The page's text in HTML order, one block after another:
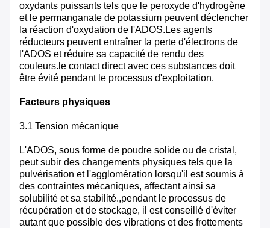
oxydants puissants tels que le peroxyde d'hydrogène
et le permanganate de potassium peuvent déclencher
la réaction d'oxydation de l'ADOS.Les agents
réducteurs peuvent entraîner la perte d'électrons de
l'ADOS et réduire sa capacité de rendu des
couleurs.le contact direct avec ces substances doit
être évité pendant le processus d'exploitation.
Facteurs physiques
3.1 Tension mécanique
L'ADOS, sous forme de poudre solide ou de cristal,
peut subir des changements physiques tels que la
pulvérisation et l'agglomération lorsqu'il est soumis à
des contraintes mécaniques, affectant ainsi sa
solubilité et sa stabilité.,pendant le processus de
récupération et de stockage, il est conseillé d'éviter
autant que possible des vibrations et des frottements